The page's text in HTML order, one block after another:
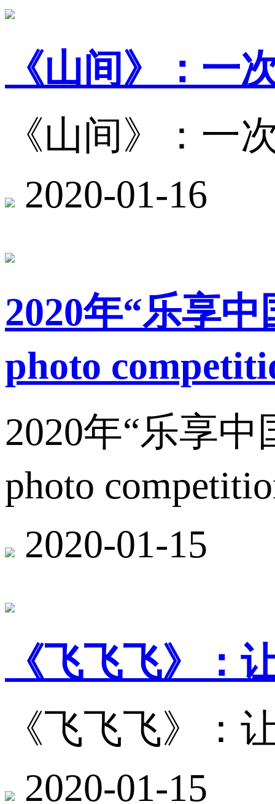
《山间》：一
《山间》：一
2020-01-16
2020年“乐享
photo
2020年“乐享中
photo
2020-01-15
《飞飞飞》：
《飞飞飞》：
2020-01-15